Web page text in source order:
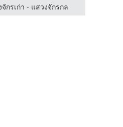
กรเก่า - แสวงจักรกล